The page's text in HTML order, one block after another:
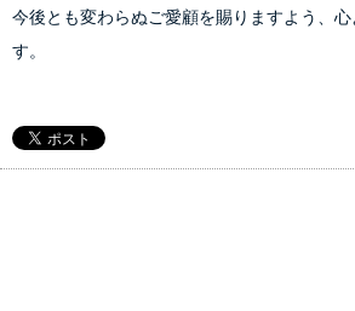
今後とも変わらぬご愛顧を賜りますよう、
す。